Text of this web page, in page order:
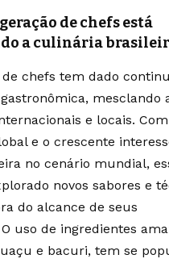
de chefs está
a culinária
de chefs tem dado
mesclando
e locais. Com
e o crescente
no cenário mundial,
novos sabores e
do alcance de seus
uso de ingredientes
e bacuri, tem se